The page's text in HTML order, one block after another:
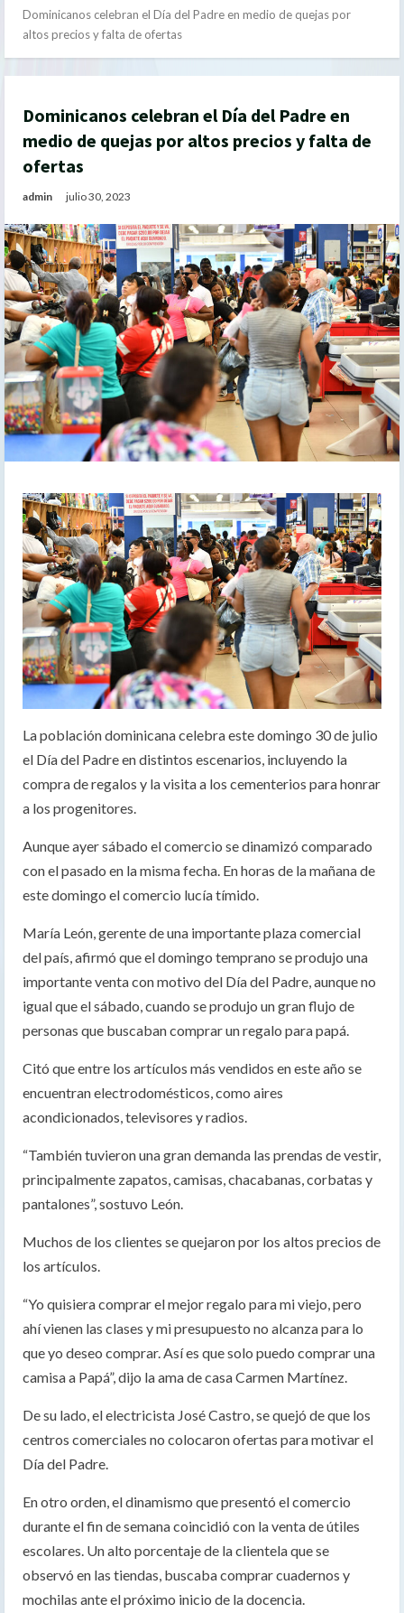
Dominicanos celebran el Día del Padre en medio de quejas por
altos precios y falta de ofertas
Dominicanos celebran el Día del Padre en
medio de quejas por altos precios y falta de
ofertas
admin julio 30, 2023
La población dominicana celebra este domingo 30 de julio
el Día del Padre en distintos escenarios, incluyendo la
compra de regalos y la visita a los cementerios para honrar
a los progenitores.
Aunque ayer sábado el comercio se dinamizó comparado
con el pasado en la misma fecha. En horas de la mañana de
este domingo el comercio lucía tímido.
María León, gerente de una importante plaza comercial
del país, afirmó que el domingo temprano se produjo una
importante venta con motivo del Día del Padre, aunque no
igual que el sábado, cuando se produjo un gran flujo de
personas que buscaban comprar un regalo para papá.
Citó que entre los artículos más vendidos en este año se
encuentran electrodomésticos, como aires
acondicionados, televisores y radios.
“También tuvieron una gran demanda las prendas de vestir,
principalmente zapatos, camisas, chacabanas, corbatas y
pantalones”, sostuvo León.
Muchos de los clientes se quejaron por los altos precios de
los artículos.
“Yo quisiera comprar el mejor regalo para mi viejo, pero
ahí vienen las clases y mi presupuesto no alcanza para lo
que yo deseo comprar. Así es que solo puedo comprar una
camisa a Papá”, dijo la ama de casa Carmen Martínez.
De su lado, el electricista José Castro, se quejó de que los
centros comerciales no colocaron ofertas para motivar el
Día del Padre.
En otro orden, el dinamismo que presentó el comercio
durante el fin de semana coincidió con la venta de útiles
escolares. Un alto porcentaje de la clientela que se
observó en las tiendas, buscaba comprar cuadernos y
mochilas ante el próximo inicio de la docencia.